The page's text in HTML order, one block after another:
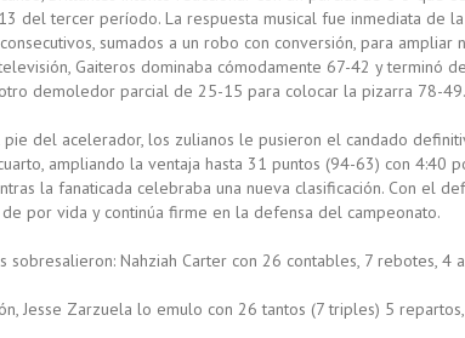
del tercer período. La respuesta musical fue inmediata de
sumados a un robo con conversión, para
Gaiteros dominaba cómodamente 67-42 y terminó
demoledor parcial de 25-15 para colocar la pizarra 78-49.
pie del acelerador, los zulianos le pusieron el candado
ampliando la ventaja hasta 31 puntos (94-63) con 4:40
la fanaticada celebraba una nueva clasificación. Con el
por vida y continúa firme en la defensa del campeonato.
sobresalieron: Nahziah Carter con 26 contables, 7 rebotes, 4
Jesse Zarzuela lo emulo con 26 tantos (7 triples) 5